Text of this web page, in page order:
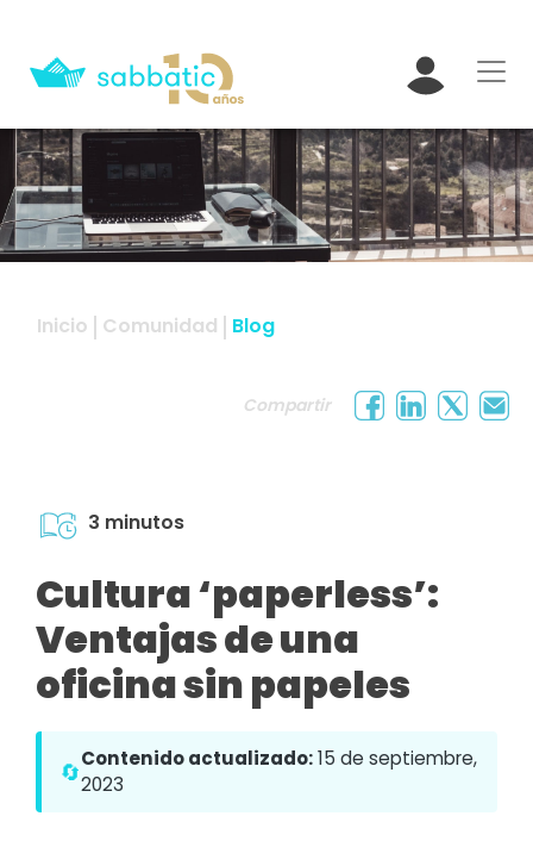
Inicio Comunidad Blog
Compartir
3 minutos
Cultura ‘paperless’:
Ventajas de una
oficina sin papeles
🔄Contenido actualizado:15 de septiembre,
2023